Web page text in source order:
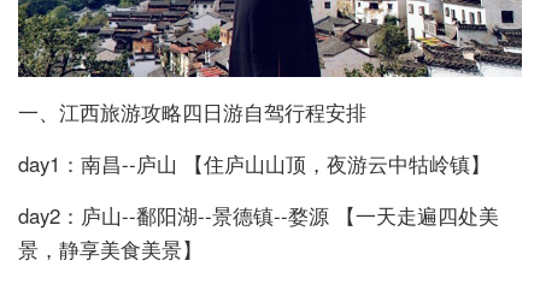
一、江西旅游攻略四日游自驾行程安排
day1：南昌--庐山 【住庐山山顶，夜游云中牯岭镇】
day2：庐山--鄱阳湖--景德镇--婺源 【一天走遍四处美
景，静享美食美景】